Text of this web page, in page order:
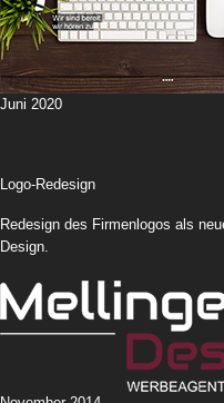
Juni 2020
Logo-Redesign
Redesign des Firmenlogos als
Design.